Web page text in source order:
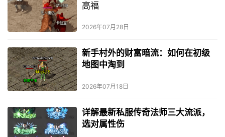
高福
2026年07月28日
新手村外的财富暗流：如何在初级
地图中淘到
2026年07月18日
详解最新私服传奇法师三大流派，
选对属性伤